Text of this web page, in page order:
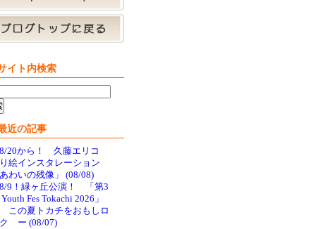
イト内検索
近の記事
8/20から！ 久藤エリコ
絵インスタレーション
わいの残像」 (08/08)
8/9！緑ヶ丘公演！ 「第3
Fes Tokachi 2026」
この夏トカチをおもしロ
ー (08/07)